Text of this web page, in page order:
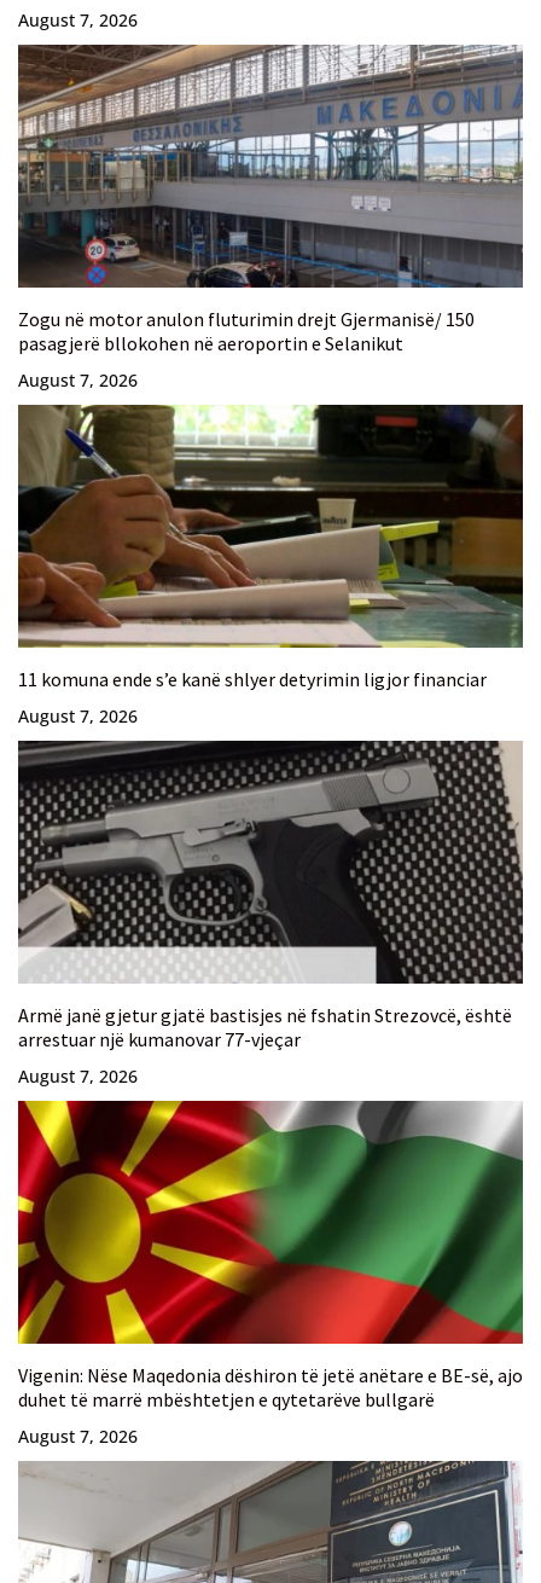
August 7, 2026
Zogu në motor anulon fluturimin drejt Gjermanisë/ 150
pasagjerë bllokohen në aeroportin e Selanikut
August 7, 2026
11 komuna ende s’e kanë shlyer detyrimin ligjor financiar
August 7, 2026
Armë janë gjetur gjatë bastisjes në fshatin Strezovcë, është
arrestuar një kumanovar 77-vjeçar
August 7, 2026
Vigenin: Nëse Maqedonia dëshiron të jetë anëtare e BE-së, ajo
duhet të marrë mbështetjen e qytetarëve bullgarë
August 7, 2026